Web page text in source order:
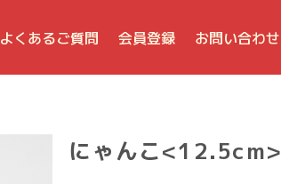
よくあるご質問 会員登録 お問い合わせ
にゃんこ<12.5cm>